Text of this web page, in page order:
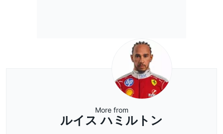
More from
ルイス ハミルトン